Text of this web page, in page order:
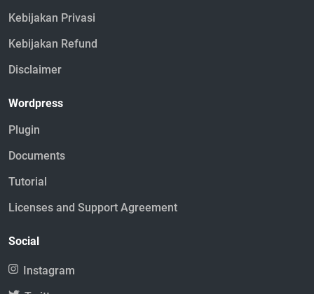
Kebijakan Privasi
Kebijakan Refund
Disclaimer
Wordpress
Plugin
Documents
Tutorial
Licenses and Support Agreement
Social
Instagram